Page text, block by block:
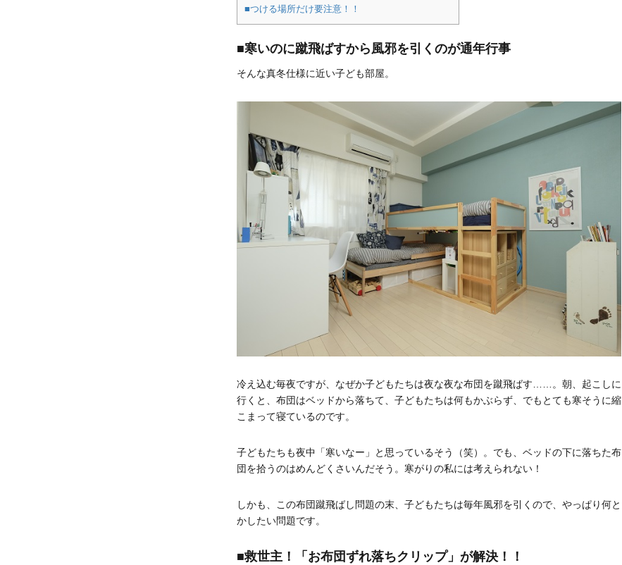
■つける場所だけ要注意！！
■寒いのに蹴飛ばすから風邪を引くのが通年行事
そんな真冬仕様に近い子ども部屋。
冷え込む毎夜ですが、なぜか子どもたちは夜な夜な布団を蹴飛ばす……。朝、起こしに
行くと、布団はベッドから落ちて、子どもたちは何もかぶらず、でもとても寒そうに縮
こまって寝ているのです。
子どもたちも夜中「寒いなー」と思っているそう（笑）。でも、ベッドの下に落ちた布
団を拾うのはめんどくさいんだそう。寒がりの私には考えられない！
しかも、この布団蹴飛ばし問題の末、子どもたちは毎年風邪を引くので、やっぱり何と
かしたい問題です。
■救世主！「お布団ずれ落ちクリップ」が解決！！